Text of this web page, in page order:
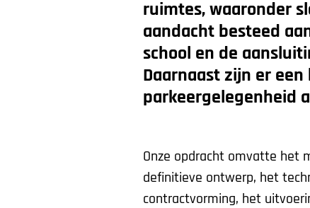
ruimtes, waaronder
aandacht besteed
school en de
Daarnaast zijn er
parkeergelegenheid
Onze opdracht omvatte het
definitieve ontwerp, het
contractvorming, het